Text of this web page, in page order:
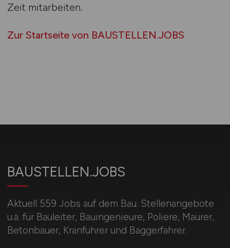
Zeit mitarbeiten.
Zur Startseite von BAUSTELLEN.JOBS
BAUSTELLEN.JOBS
Aktuell 559 Jobs auf dem Bau. Stellenangebote
u.a. für Bauleiter, Bauingenieure, Poliere, Maurer,
Betonbauer, Kranführer und Baggerfahrer.